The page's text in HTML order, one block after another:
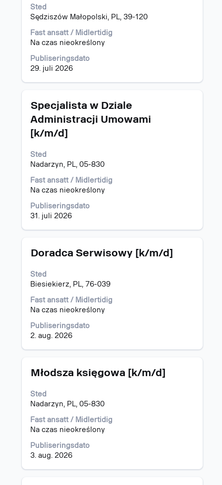
Sted
Sędziszów Małopolski, PL, 39-120
Fast ansatt / Midlertidig
Na czas nieokreślony
Publiseringsdato
29. juli 2026
å
vise
det
fullstendige
i
jobbinformasjonen.
Tittel
Specjalista w Dziale
Administracji Umowami
[k/m/d]
Sted
Nadarzyn, PL, 05-830
Fast ansatt / Midlertidig
Na czas nieokreślony
Publiseringsdato
31. juli 2026
Velg
med
mellomromstasten
for
vise
det
innholdet
i
jobbinformasjonen.
Tittel
Doradca Serwisowy [k/m/d]
Sted
Biesiekierz, PL, 76-039
Fast ansatt / Midlertidig
Na czas nieokreślony
Publiseringsdato
2. aug. 2026
Velg
mellomromstasten
for
vise
det
innholdet
i
jobbinformasjonen.
Tittel
Młodsza księgowa [k/m/d]
Sted
Nadarzyn, PL, 05-830
Fast ansatt / Midlertidig
Na czas nieokreślony
Publiseringsdato
3. aug. 2026
Velg
mellomromstasten
for
vise
det
innholdet
i
jobbinformasjonen.